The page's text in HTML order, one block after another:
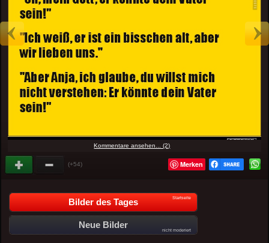
Kommentare ansehen... (2)
(+54) Merken
Bilder des Tages Startseite
Neue Bilder
nicht moderiert